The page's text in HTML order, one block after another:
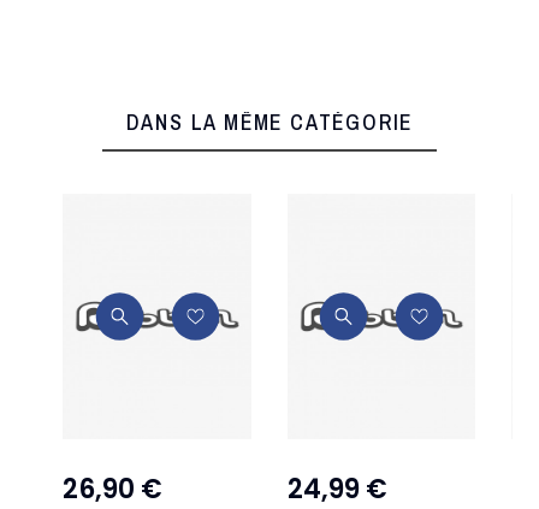
DANS LA MÊME CATÉGORIE
26,90 € 24,99 €